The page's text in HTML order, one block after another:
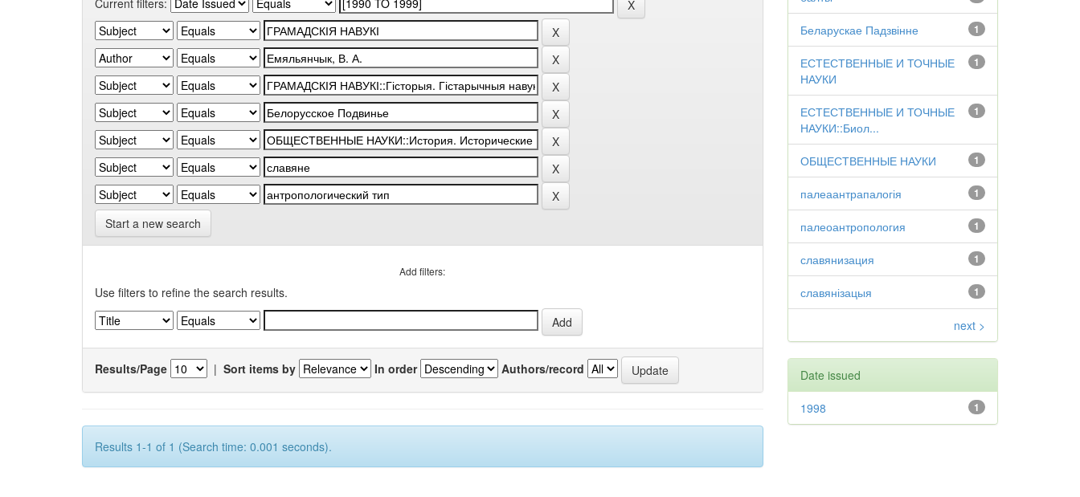
Start a new search
Add filters:
Use filters to refine the search results.
Results/Page | Sort items by In order Authors/record
Results 1-1 of 1 (Search time: 0.001 seconds).
1
Беларускае Падзвінне
1
ЕСТЕСТВЕННЫЕ И ТОЧНЫЕ
НАУКИ
1
ЕСТЕСТВЕННЫЕ И ТОЧНЫЕ
НАУКИ::Биол...
1
ОБЩЕСТВЕННЫЕ НАУКИ
1
палеаантрапалогія
1
палеоантропология
1
славянизация
1
славянізацыя
next >
Date issued
1
1998